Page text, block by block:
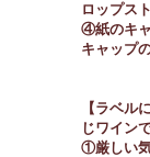
ロップス
④紙のキ
キャップ
【ラベル
じワイン
①厳しい